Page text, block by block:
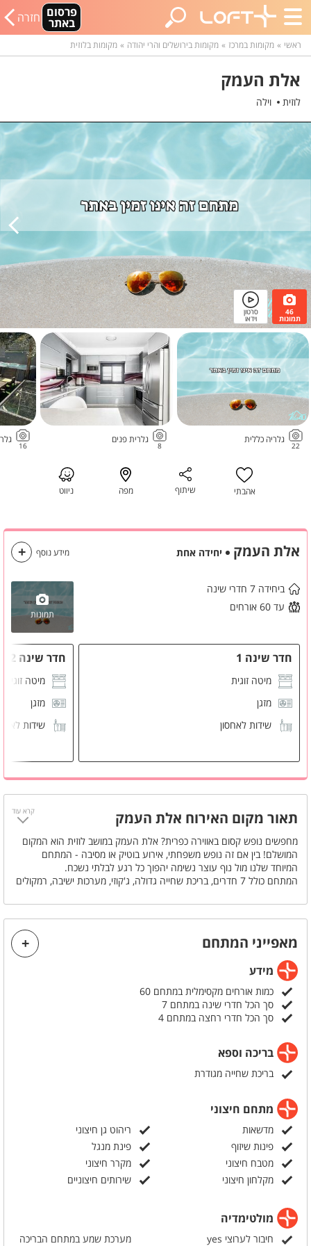
פרסום
באתר חזרה
ראשי מקומות במרכז מקומות בירושלים והרי יהודה מקומות בלוזית
אלת העמק
לוזית וילה
46
תמונות
סרטון
וידאו
22
גלריה כללית
8
גלרית פנים
16
אהבתי שיתוף מפה ניווט
אלת העמק יחידה אחת
תמונות
ביחידה 7 חדרי שינה
עד 60 אורחים
חדר שינה 1
מיטה זוגית
מזגן
שידות לאחסון
חדר שינה 2
מיטה זוגית
מזגן
שידות
מידע נוסף
תאור מקום האירוח אלת העמק
מחפשים נופש קסום באווירה כפרית? אלת העמק במושב לוזית הוא המקום
המושלם! בין אם זה נופש משפחתי, אירוע בוטיק או מסיבה - המתחם
המיוחד שלנו מול נוף עוצר נשימה יהפוך כל רגע לבלתי נשכח.
המתחם כולל 7 חדרים, בריכת שחייה גדולה, ג'קוזי, מערכות ישיבה, רמקולים
אפשרות לינה עד 35 איש ואירוח עד 60 איש. במושב תמצאו מכולת ובית
כנסת, ומגוון מסלולי טיול ואופניים בסביבה. שימו לב להגבלות הרעש: עד
19:00 בימים א'-ד', עד 23:00 בימי ה' ומוצ"ש. לא ניתן להפעיל מוזיקה או
לעשות על האש בשבת.
קרא עוד
מאפייני המתחם
מידע
כמות אורחים מקסימלית במתחם 60
סך הכל חדרי שינה במתחם 7
סך הכל חדרי רחצה במתחם 4
בריכה וספא
בריכת שחייה מגודרת
מתחם חיצוני
מדשאות
ריהוט גן חיצוני
פינות שיזוף
פינת מנגל
מטבח חיצוני
מקרר חיצוני
מקלחון חיצוני
שירותים חיצוניים
מולטימדיה
חיבור לערוצי yes
מערכת שמע במתחם הבריכה